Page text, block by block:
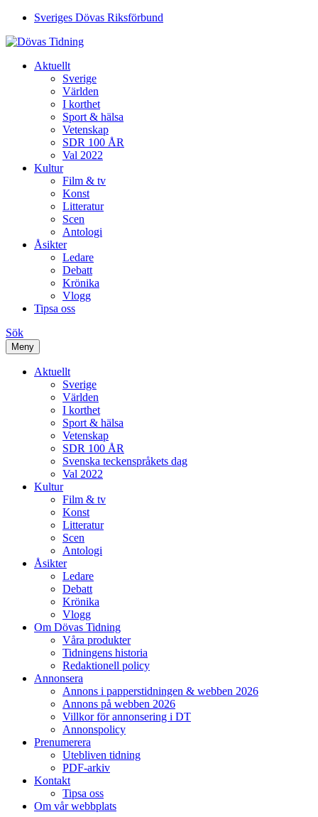
Sveriges Dövas Riksförbund
Aktuellt
Sverige
Världen
I korthet
Sport & hälsa
Vetenskap
SDR 100 ÅR
Val 2022
Kultur
Film & tv
Konst
Litteratur
Scen
Antologi
Åsikter
Ledare
Debatt
Krönika
Vlogg
Tipsa oss
Sök
Meny
Aktuellt
Sverige
Världen
I korthet
Sport & hälsa
Vetenskap
SDR 100 ÅR
Svenska teckenspråkets dag
Val 2022
Kultur
Film & tv
Konst
Litteratur
Scen
Antologi
Åsikter
Ledare
Debatt
Krönika
Vlogg
Om Dövas Tidning
Våra produkter
Tidningens historia
Redaktionell policy
Annonsera
Annons i papperstidningen & webben 2026
Annons på webben 2026
Villkor för annonsering i DT
Annonspolicy
Prenumerera
Utebliven tidning
PDF-arkiv
Kontakt
Tipsa oss
Om vår webbplats